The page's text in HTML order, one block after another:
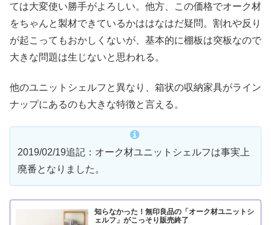
ては大変使い勝手がよろしい。他方、この価格でオーク材
をちゃんと製材できているかははなはだ疑問。割れや反り
が起こってもおかしくないが、基本的に棚板は突板なので
大きな問題は生じないと思われる。
他のユニットシェルフと異なり、箱状の収納家具がライン
ナップにあるのも大きな特徴と言える。
2019/02/19追記：オーク材ユニットシェルフは事実上
廃番となりました。
知らなかった！無印良品の「オーク材ユニットシ
ェルフ」がこっそり販売終了